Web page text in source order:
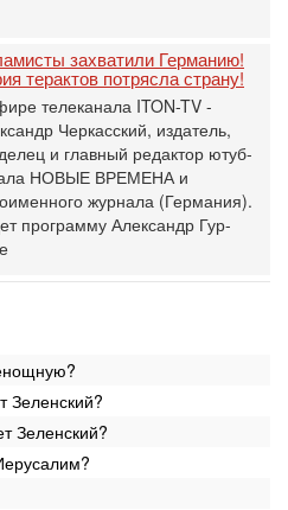
захватили Германию!
терактов потрясла страну!
телеканала ITON-TV -
Черкасский, издатель,
и главный редактор ютуб-
НОВЫЕ ВРЕМЕНА и
журнала (Германия).
программу Александр Гур-
Зеленский?
Зеленский?